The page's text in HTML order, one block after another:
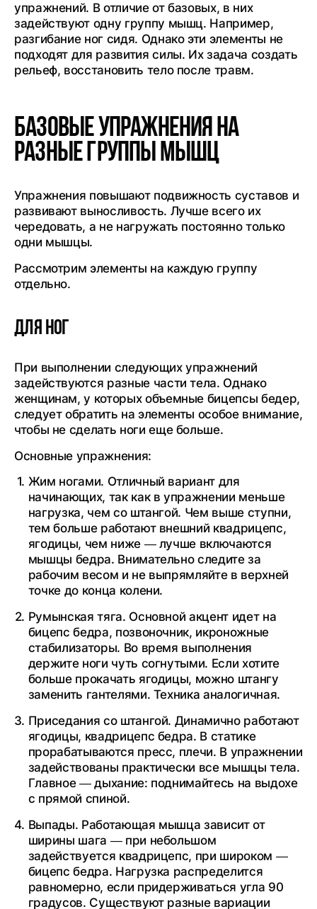
упражнений. В отличие от базовых, в них
задействуют одну группу мышц. Например,
разгибание ног сидя. Однако эти элементы не
подходят для развития силы. Их задача создать
рельеф, восстановить тело после травм.
Базовые упражнения на
разные группы мышц
Упражнения повышают подвижность суставов и
развивают выносливость. Лучше всего их
чередовать, а не нагружать постоянно только
одни мышцы.
Рассмотрим элементы на каждую группу
отдельно.
Для ног
При выполнении следующих упражнений
задействуются разные части тела. Однако
женщинам, у которых объемные бицепсы бедер,
следует обратить на элементы особое внимание,
чтобы не сделать ноги еще больше.
Основные упражнения:
Жим ногами. Отличный вариант для
начинающих, так как в упражнении меньше
нагрузка, чем со штангой. Чем выше ступни,
тем больше работают внешний квадрицепс,
ягодицы, чем ниже — лучше включаются
мышцы бедра. Внимательно следите за
рабочим весом и не выпрямляйте в верхней
точке до конца колени.
Румынская тяга. Основной акцент идет на
бицепс бедра, позвоночник, икроножные
стабилизаторы. Во время выполнения
держите ноги чуть согнутыми. Если хотите
больше прокачать ягодицы, можно штангу
заменить гантелями. Техника аналогичная.
Приседания со штангой. Динамично работают
ягодицы, квадрицепс бедра. В статике
прорабатываются пресс, плечи. В упражнении
задействованы практически все мышцы тела.
Главное — дыхание: поднимайтесь на выдохе
с прямой спиной.
Выпады. Работающая мышца зависит от
ширины шага — при небольшом
задействуется квадрицепс, при широком —
бицепс бедра. Нагрузка распределится
равномерно, если придерживаться угла 90
градусов. Существуют разные вариации